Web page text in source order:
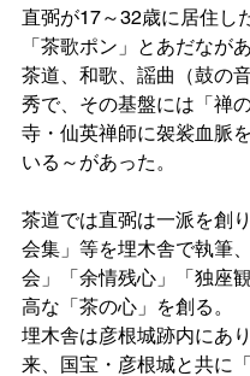
直弼が17～32歳に居住し
「茶歌ポン」とあだなが
茶道、和歌、謡曲（鼓の
秀で、その基盤には「禅
寺・仙英禅師に袈裟血脈
いる～があった。
茶道では直弼は一派を創
会集」等を埋木舎で執筆
会」「余情残心」「独座
高な「茶の心」を創る。
埋木舎は彦根城跡内にあ
来、国宝・彦根城と共に